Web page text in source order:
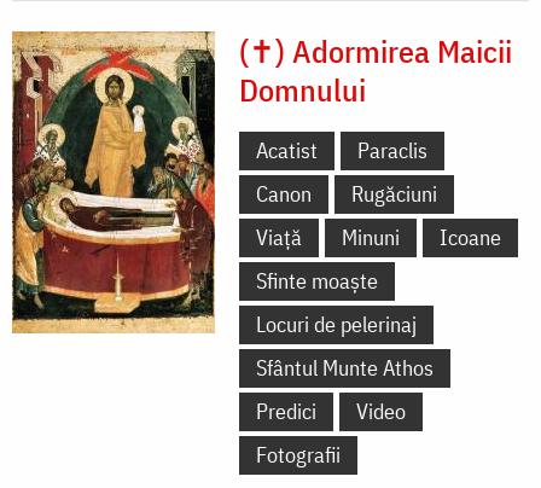
(✝) Adormirea Maicii
Domnului
Acatist
Paraclis
Canon
Rugăciuni
Viață
Minuni
Icoane
Sfinte moaște
Locuri de pelerinaj
Sfântul Munte Athos
Predici
Video
Fotografii